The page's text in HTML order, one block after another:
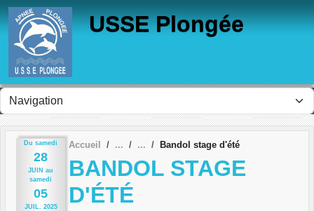
USSE Plongée
Du samedi
28
JUIN au
samedi
05
JUIL. 2025
Accueil Bandol stage d'été
BANDOL STAGE
D'ÉTÉ
Panneau de gestion des cookies